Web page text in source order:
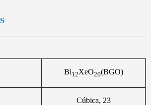
Bi12XeO20(BGO)
Cúbica, 23